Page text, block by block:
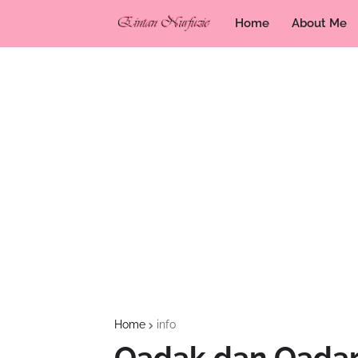
Home About Me
Home info